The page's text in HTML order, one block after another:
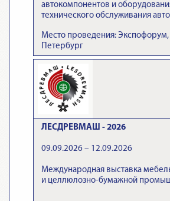
автокомпонентов и
технического обслуживания
Место проведения: Экспофорум,
Петербург
ЛЕСДРЕВМАШ - 2026
09.09.2026 – 12.09.2026
Международная выставка
и целлюлозно-бумажной